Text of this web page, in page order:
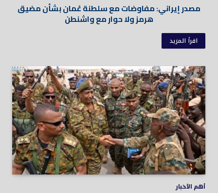
مصدر إيراني: مفاوضات مع سلطنة عُمان بشأن مضيق
هرمز ولا حوار مع واشنطن
اقرأ المزيد
أهم الأخبار